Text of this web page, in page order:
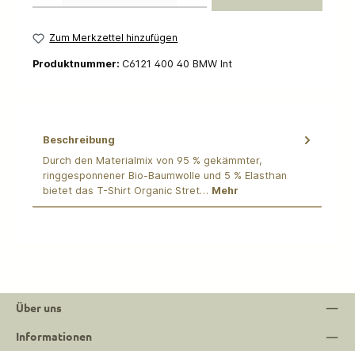
Zum Merkzettel hinzufügen
Produktnummer: C6121 400 40 BMW Int
Beschreibung
Durch den Materialmix von 95 % gekämmter,
ringgesponnener Bio-Baumwolle und 5 % Elasthan
bietet das T-Shirt Organic Stret… Mehr
Über uns
Informationen